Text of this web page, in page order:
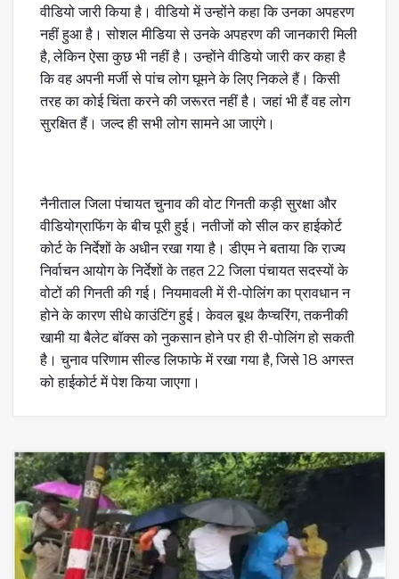
वीडियो जारी किया है। वीडियो में उन्होंने कहा कि उनका अपहरण
नहीं हुआ है। सोशल मीडिया से उनके अपहरण की जानकारी मिली
है, लेकिन ऐसा कुछ भी नहीं है। उन्होंने वीडियो जारी कर कहा है
कि वह अपनी मर्जी से पांच लोग घूमने के लिए निकले हैं। किसी
तरह का कोई चिंता करने की जरूरत नहीं है। जहां भी हैं वह लोग
सुरक्षित हैं। जल्द ही सभी लोग सामने आ जाएंगे।
नैनीताल जिला पंचायत चुनाव की वोट गिनती कड़ी सुरक्षा और
वीडियोग्राफिंग के बीच पूरी हुई। नतीजों को सील कर हाईकोर्ट
कोर्ट के निर्देशों के अधीन रखा गया है। डीएम ने बताया कि राज्य
निर्वाचन आयोग के निर्देशों के तहत 22 जिला पंचायत सदस्यों के
वोटों की गिनती की गई। नियमावली में री-पोलिंग का प्रावधान न
होने के कारण सीधे काउंटिंग हुई। केवल बूथ कैप्चरिंग, तकनीकी
खामी या बैलेट बॉक्स को नुकसान होने पर ही री-पोलिंग हो सकती
है। चुनाव परिणाम सील्ड लिफाफे में रखा गया है, जिसे 18 अगस्त
को हाईकोर्ट में पेश किया जाएगा।